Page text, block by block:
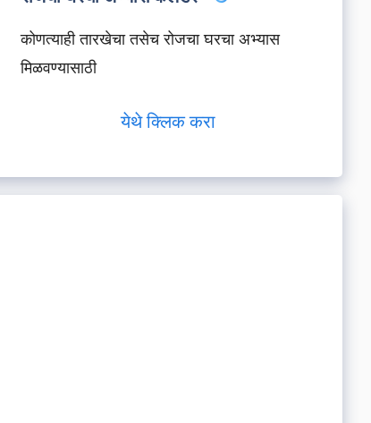
कोणत्याही तारखेचा तसेच रोजचा घरचा अभ्यास
मिळवण्यासाठी
येथे क्लिक करा